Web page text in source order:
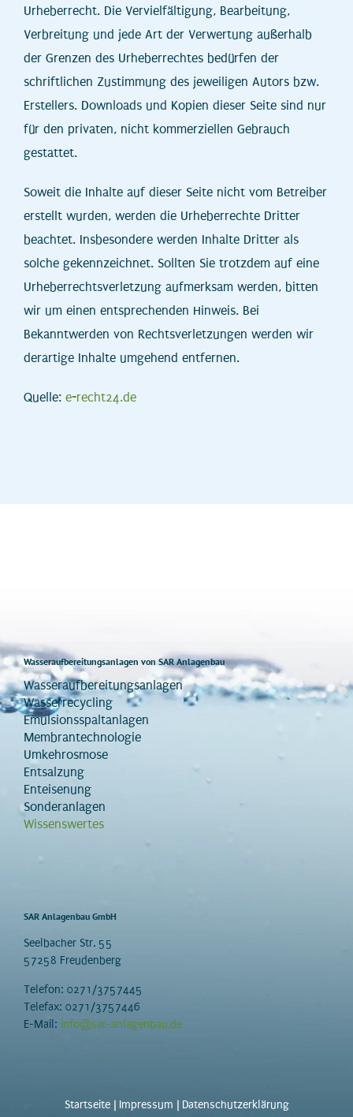
Urheberrecht. Die Vervielfältigung, Bearbeitung,
Verbreitung und jede Art der Verwertung außerhalb
der Grenzen des Urheberrechtes bedürfen der
schriftlichen Zustimmung des jeweiligen Autors bzw.
Erstellers. Downloads und Kopien dieser Seite sind nur
für den privaten, nicht kommerziellen Gebrauch
gestattet.
Soweit die Inhalte auf dieser Seite nicht vom Betreiber
erstellt wurden, werden die Urheberrechte Dritter
beachtet. Insbesondere werden Inhalte Dritter als
solche gekennzeichnet. Sollten Sie trotzdem auf eine
Urheberrechtsverletzung aufmerksam werden, bitten
wir um einen entsprechenden Hinweis. Bei
Bekanntwerden von Rechtsverletzungen werden wir
derartige Inhalte umgehend entfernen.
Quelle: e-recht24.de
Wasseraufbereitungsanlagen von SAR Anlagenbau
Wasseraufbereitungsanlagen
Wasserrecycling
Emulsionsspaltanlagen
Membrantechnologie
Umkehrosmose
Entsalzung
Enteisenung
Sonderanlagen
Wissenswertes
SAR Anlagenbau GmbH
Seelbacher Str. 55
57258 Freudenberg
Telefon: 0271/3757445
Telefax: 0271/3757446
E-Mail: info@sar-anlagenbau.de
Startseite| Impressum | Datenschutzerklärung